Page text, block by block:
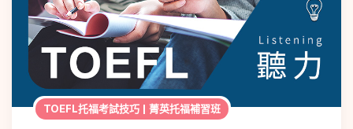
TOEFL托福考試技巧 | 菁英托福補習班